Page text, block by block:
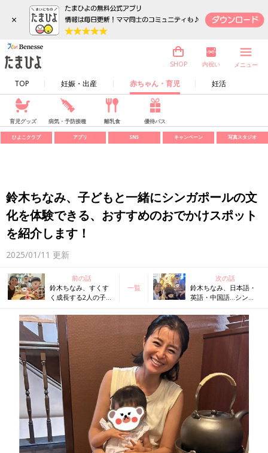
×
TOP 妊娠・出産 赤ちゃん・育児 妊活
SHOP 内祝い メニュー
育児グッズ 病気・予防接種 離乳食 優待パス
ひよこクラブ アプリ SNS キャンペーン 写真スタジオ
鈴木ちなみ、子どもと一緒にシンガポールの文
化を体験できる、おすすめのおでかけスポット
を紹介します！
2025/01/11 更新
前の話
鈴木ちなみ、すくす
く成長する2人の子ど
ちゃん返りで、哺乳
びんライフ復
活…！？
一覧
次の話
鈴木ちなみ、日本語・
英語・中国語…シンガ
ちは、何語で話す？